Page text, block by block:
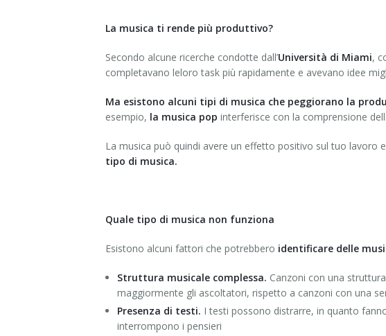
La musica ti rende più produttivo?
Secondo alcune ricerche condotte dall’Università di Miami,
completavano leloro task più rapidamente e avevano idee
Ma esistono alcuni tipi di musica che peggiorano la
esempio, la musica pop interferisce con la comprensione
La musica può quindi avere un effetto positivo sul tuo lavoro
tipo di musica.
Quale tipo di musica non funziona
Esistono alcuni fattori che potrebbero identificare delle
Struttura musicale complessa. Canzoni con una
maggiormente gli ascoltatori, rispetto a canzoni con una
Presenza di testi. I testi possono distrarre, in quanto
interrompono i pensieri